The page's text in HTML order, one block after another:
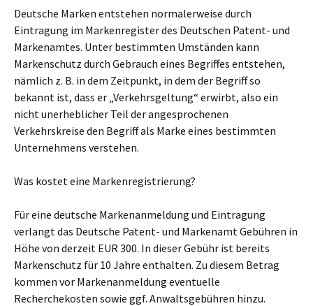
Deutsche Marken entstehen normalerweise durch
Eintragung im Markenregister des Deutschen Patent- und
Markenamtes. Unter bestimmten Umständen kann
Markenschutz durch Gebrauch eines Begriffes entstehen,
nämlich z. B. in dem Zeitpunkt, in dem der Begriff so
bekannt ist, dass er „Verkehrsgeltung“ erwirbt, also ein
nicht unerheblicher Teil der angesprochenen
Verkehrskreise den Begriff als Marke eines bestimmten
Unternehmens verstehen.
Was kostet eine Markenregistrierung?
Für eine deutsche Markenanmeldung und Eintragung
verlangt das Deutsche Patent- und Markenamt Gebühren in
Höhe von derzeit EUR 300. In dieser Gebühr ist bereits
Markenschutz für 10 Jahre enthalten. Zu diesem Betrag
kommen vor Markenanmeldung eventuelle
Recherchekosten sowie ggf. Anwaltsgebühren hinzu.